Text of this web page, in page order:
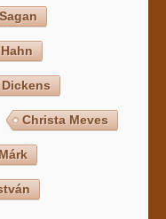
Christa Meves